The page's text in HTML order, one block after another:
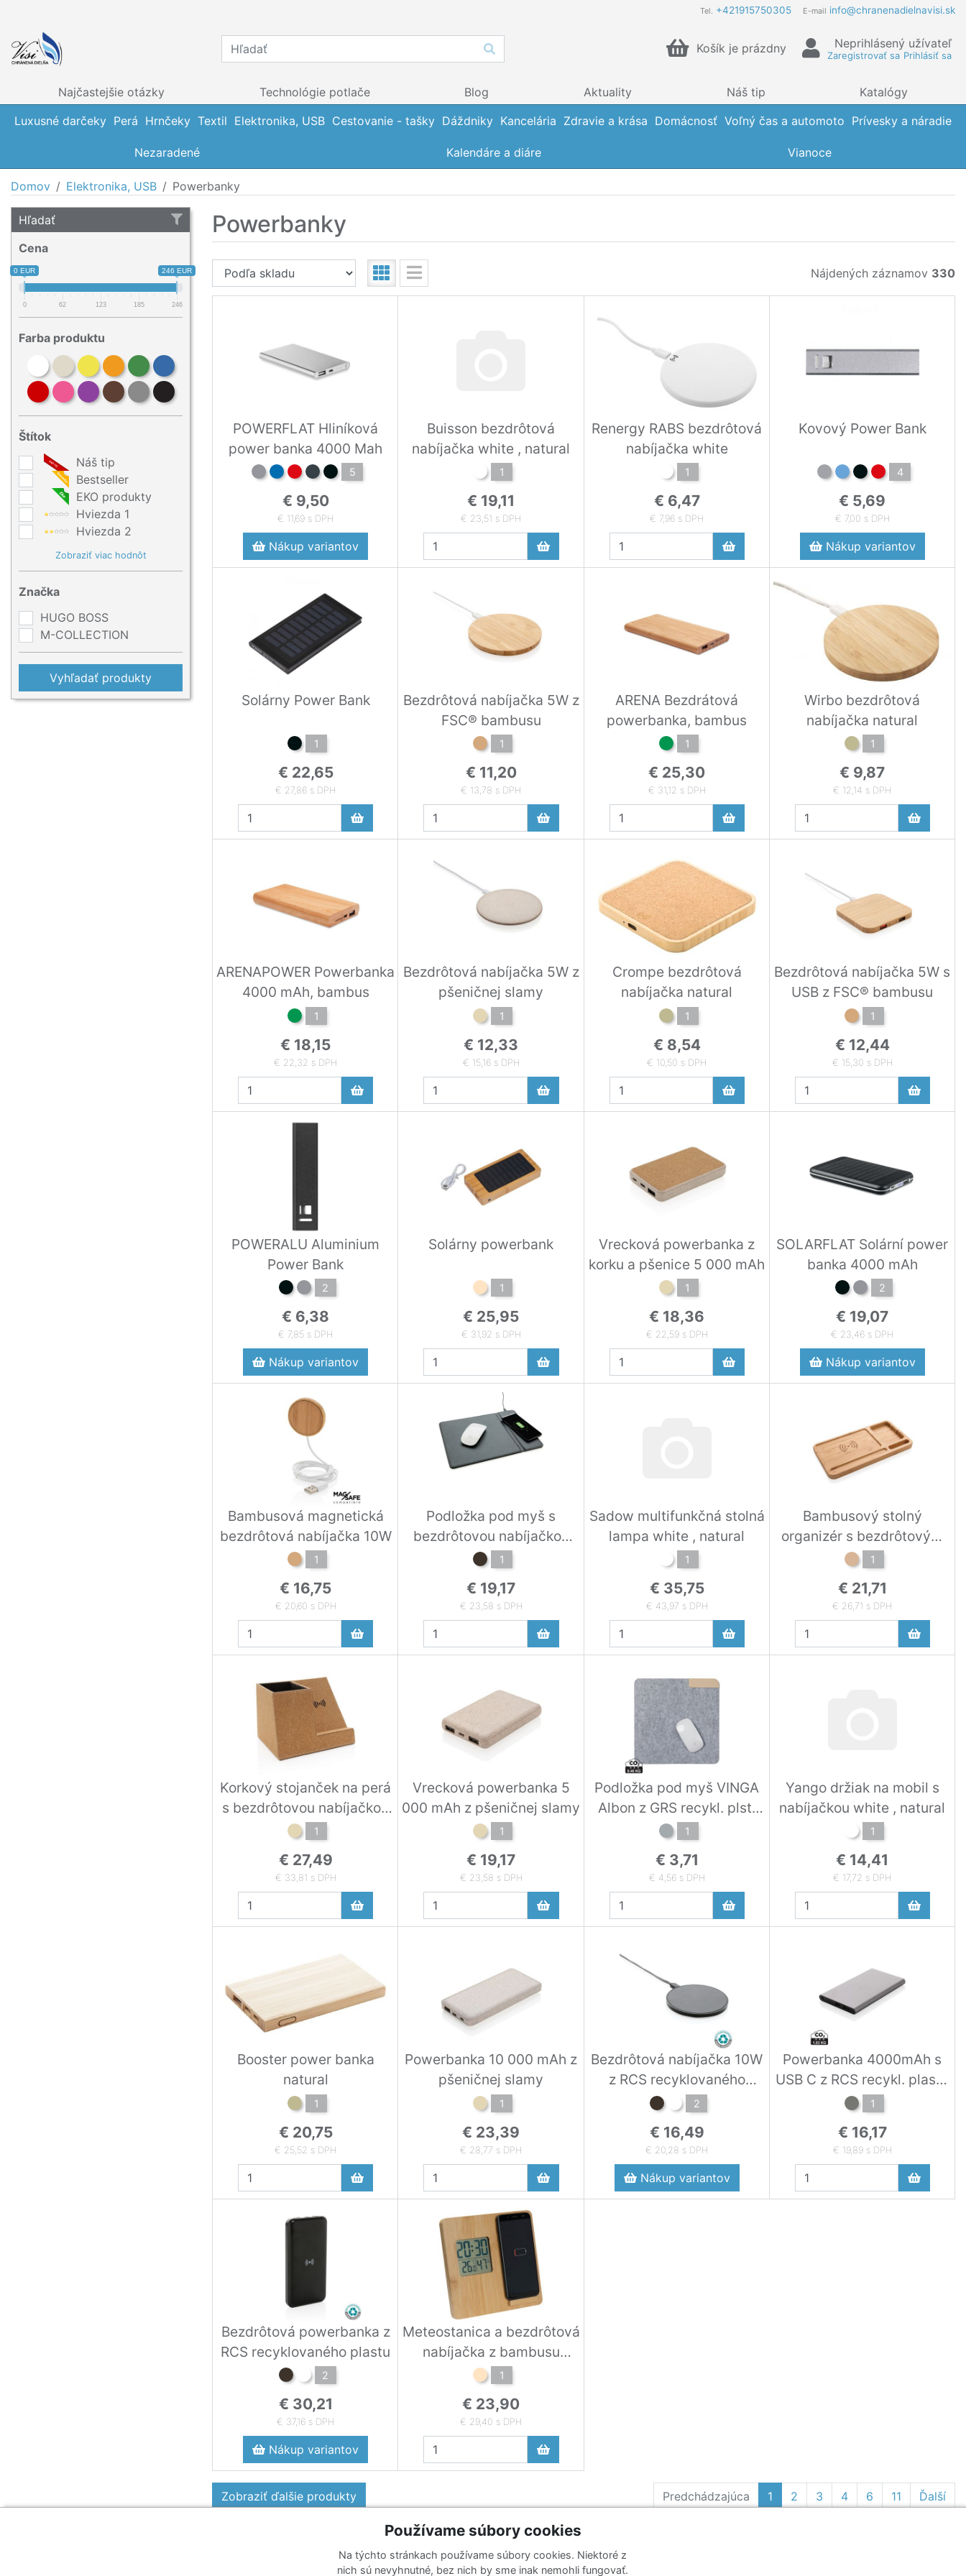
Tel. +421915750305 E-mail info@chranenadielnavisi.sk
Košík je prázdny Neprihlásený užívateľ
Zaregistrovať sa Prihlásiť sa
Najčastejšie otázky Technológie potlače Blog Aktuality Náš tip
Katalógy
Luxusné darčeky Perá Hrnčeky Textil Elektronika, USB Cestovanie - tašky Dáždniky Kancelária Zdravie a krása Domácnosť Voľný čas a automoto Prívesky a náradie
Nezaradené Kalendáre a diáre Vianoce
Domov Elektronika, USB Powerbanky
Hľadať
Cena
0 EUR 246 EUR
0 62 123 185 246
Farba produktu
Štítok
Náš tip
Bestseller
EKO produkty
Hviezda 1
Hviezda 2
Zobraziť viac hodnôt
Značka
HUGO BOSS
M-COLLECTION
Vyhľadať produkty
Powerbanky
Nájdených záznamov 330
POWERFLAT Hliníková
power banka 4000 Mah
5
€ 9,50
€ 11,69 s DPH
Nákup variantov
Buisson bezdrôtová
nabíjačka white , natural
1
€ 19,11
€ 23,51 s DPH
Renergy RABS bezdrôtová
nabíjačka white
1
€ 6,47
€ 7,96 s DPH
Kovový Power Bank
4
€ 5,69
€ 7,00 s DPH
Nákup variantov
Solárny Power Bank
1
€ 22,65
€ 27,86 s DPH
Bezdrôtová nabíjačka 5W z
FSC® bambusu
1
€ 11,20
€ 13,78 s DPH
ARENA Bezdrátová
powerbanka, bambus
1
€ 25,30
€ 31,12 s DPH
Wirbo bezdrôtová
nabíjačka natural
1
€ 9,87
€ 12,14 s DPH
ARENAPOWER Powerbanka
4000 mAh, bambus
1
€ 18,15
€ 22,32 s DPH
Bezdrôtová nabíjačka 5W z
pšeničnej slamy
1
€ 12,33
€ 15,16 s DPH
Crompe bezdrôtová
nabíjačka natural
1
€ 8,54
€ 10,50 s DPH
Bezdrôtová nabíjačka 5W s
USB z FSC® bambusu
1
€ 12,44
€ 15,30 s DPH
POWERALU Aluminium
Power Bank
2
€ 6,38
€ 7,85 s DPH
Nákup variantov
Solárny powerbank
1
€ 25,95
€ 31,92 s DPH
Vrecková powerbanka z
korku a pšenice 5 000 mAh
1
€ 18,36
€ 22,59 s DPH
SOLARFLAT Solární power
banka 4000 mAh
2
€ 19,07
€ 23,46 s DPH
Nákup variantov
Bambusová magnetická
bezdrôtová nabíjačka 10W
1
€ 16,75
€ 20,60 s DPH
Podložka pod myš s
bezdrôtovou nabíjačkou
5W1
€ 19,17
€ 23,58 s DPH
Sadow multifunkčná stolná
lampa white , natural
1
€ 35,75
€ 43,97 s DPH
Bambusový stolný
organizér s bezdrôtovým
nabíjaním 5W
1
€ 21,71
€ 26,71 s DPH
Korkový stojanček na perá
s bezdrôtovou nabíjačkou
5W1
€ 27,49
€ 33,81 s DPH
Vrecková powerbanka 5
000 mAh z pšeničnej slamy
1
€ 19,17
€ 23,58 s DPH
Podložka pod myš VINGA
Albon z GRS recykl. plsti
sivá
1
€ 3,71
€ 4,56 s DPH
Yango držiak na mobil s
nabíjačkou white , natural
1
€ 14,41
€ 17,72 s DPH
Booster power banka
natural
1
€ 20,75
€ 25,52 s DPH
Powerbanka 10 000 mAh z
pšeničnej slamy
1
€ 23,39
€ 28,77 s DPH
Bezdrôtová nabíjačka 10W
z RCS recyklovaného
plastu2
€ 16,49
€ 20,28 s DPH
Nákup variantov
Powerbanka 4000mAh s
USB C z RCS recykl. plastu
a hliníka antracitová
1
€ 16,17
€ 19,89 s DPH
Bezdrôtová powerbanka z
RCS recyklovaného plastu
2
€ 30,21
€ 37,16 s DPH
Nákup variantov
Meteostanica a bezdrôtová
nabíjačka z bambusu
béžová
1
€ 23,90
€ 29,40 s DPH
Zobraziť ďalšie produkty Predchádzajúca 1 2 3 4 6 11 Ďalší
Katalógy
Prihlásiť sa k odberu noviniek
Používame súbory cookies
Na týchto stránkach používame súbory cookies. Niektoré z
nich sú nevyhnutné, bez nich by sme inak nemohli fungovať.